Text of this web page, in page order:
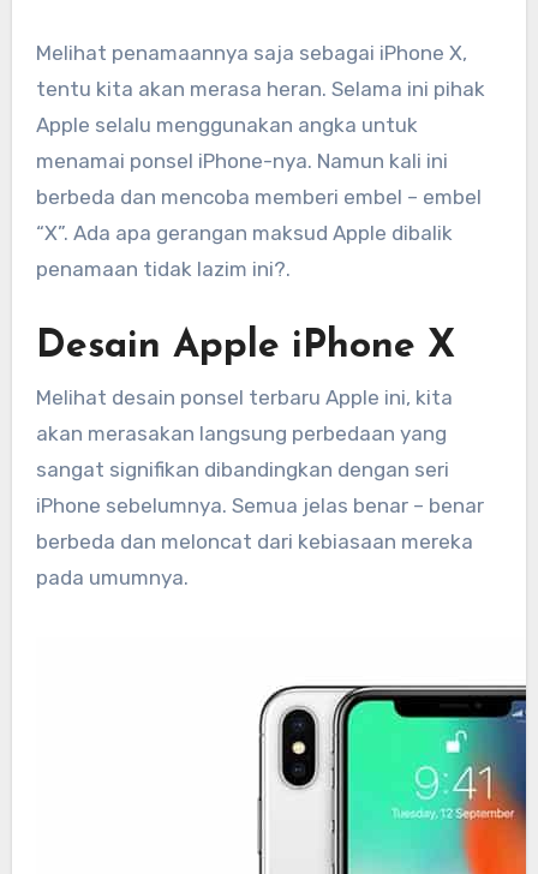
Melihat penamaannya saja sebagai iPhone X,
tentu kita akan merasa heran. Selama ini pihak
Apple selalu menggunakan angka untuk
menamai ponsel iPhone-nya. Namun kali ini
berbeda dan mencoba memberi embel – embel
“X”. Ada apa gerangan maksud Apple dibalik
penamaan tidak lazim ini?.
Desain Apple iPhone X
Melihat desain ponsel terbaru Apple ini, kita
akan merasakan langsung perbedaan yang
sangat signifikan dibandingkan dengan seri
iPhone sebelumnya. Semua jelas benar – benar
berbeda dan meloncat dari kebiasaan mereka
pada umumnya.